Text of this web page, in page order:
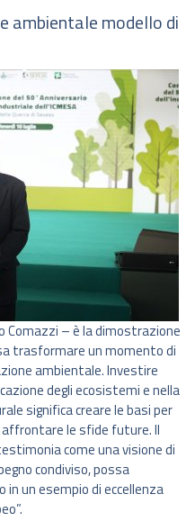
ambientale modello di
Comazzi – è la dimostrazione
trasformare un momento di
ambientale. Investire
degli ecosistemi e nella
significa creare le basi per
le sfide future. Il
come una visione di
condiviso, possa
un esempio di eccellenza